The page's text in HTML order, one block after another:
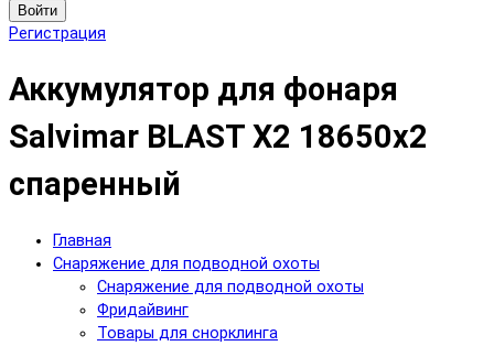
Войти
Регистрация
Аккумулятор для фонаря
Salvimar BLAST X2 18650х2
спаренный
Главная
Снаряжение для подводной охоты
Снаряжение для подводной охоты
Фридайвинг
Товары для снорклинга